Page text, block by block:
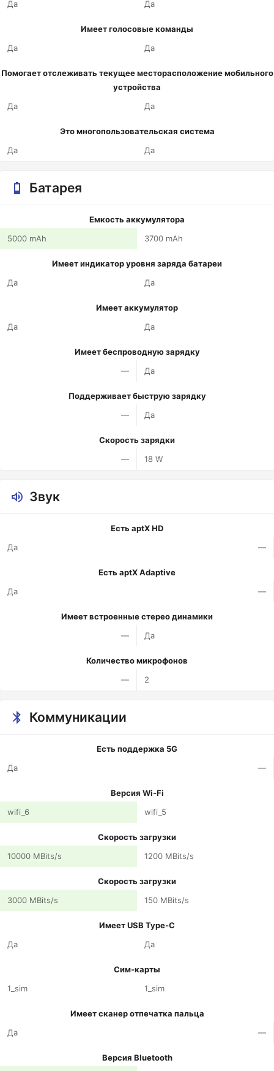
Да Да
Имеет голосовые команды
Да
Да
Помогает отслеживать текущее месторасположение мобильного
устройства
Да
Да
Это многопользовательская система
Да
Да
Батарея
Емкость аккумулятора
5000 mAh
3700 mAh
Имеет индикатор уровня заряда батареи
Да
Да
Имеет аккумулятор
Да
Да
Имеет беспроводную зарядку
—
Да
Поддерживает быструю зарядку
—
Да
Скорость зарядки
—
18 W
Звук
Есть aptX HD
Да
—
Есть aptX Adaptive
Да
—
Имеет встроенные стерео динамики
—
Да
Количество микрофонов
—
2
Коммуникации
Есть поддержка 5G
Да
—
Версия Wi-Fi
wifi_6
wifi_5
Скорость загрузки
10000 MBits/s
1200 MBits/s
Скорость загрузки
3000 MBits/s
150 MBits/s
Имеет USB Type-C
Да
Да
Сим-карты
1_sim
1_sim
Имеет сканер отпечатка пальца
Да
—
Версия Bluetooth